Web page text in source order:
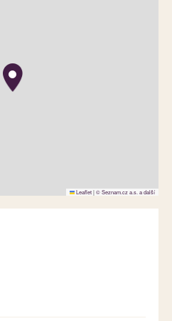
Leaflet|© Seznam.cz a.s. a další